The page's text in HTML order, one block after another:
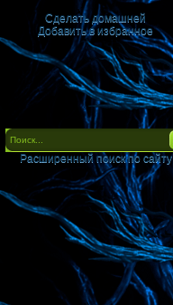
Сделать домашней
|
Добавить в избранное
Расширенный поиск по сайту